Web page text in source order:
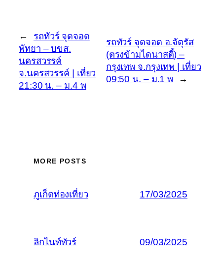
←
รถทัวร์ จุดจอด
พัทยา – บขส.
นครสวรรค์
จ.นครสวรรค์ | เที่ยว
21:30 น. – ม.4 พ
รถทัวร์ จุดจอด อ.จัตุรัส
(ตรงข้ามไดนาสตี้) –
กรุงเทพ จ.กรุงเทพ | เที่ยว
09:50 น. – ม.1 พ
→
MORE POSTS
ภูเก็ตท่องเที่ยว 17/03/2025
ลิกไนท์ทัวร์ 09/03/2025